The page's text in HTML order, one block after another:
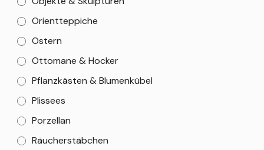
Orientteppiche
Ostern
Ottomane & Hocker
Pflanzkästen & Blumenkübel
Plissees
Porzellan
Räucherstäbchen